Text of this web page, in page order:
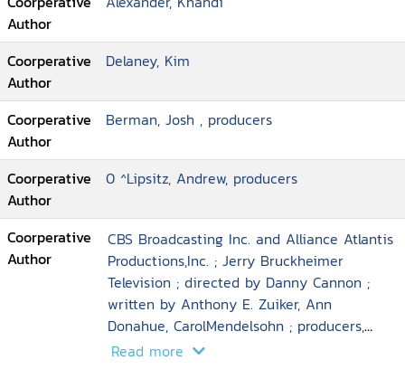
Author
Coorperative
Author
Delaney, Kim
Coorperative
Author
Berman, Josh , producers
Coorperative
Author
0 ^Lipsitz, Andrew, producers
Coorperative
Author
CBS Broadcasting Inc. and Alliance Atlantis
Productions,Inc. ; Jerry Bruckheimer
Television ; directed by Danny Cannon ;
written by Anthony E. Zuiker, Ann
Donahue, CarolMendelsohn ; producers,
Josh Berman, Andrew Lipsitz.
Read more